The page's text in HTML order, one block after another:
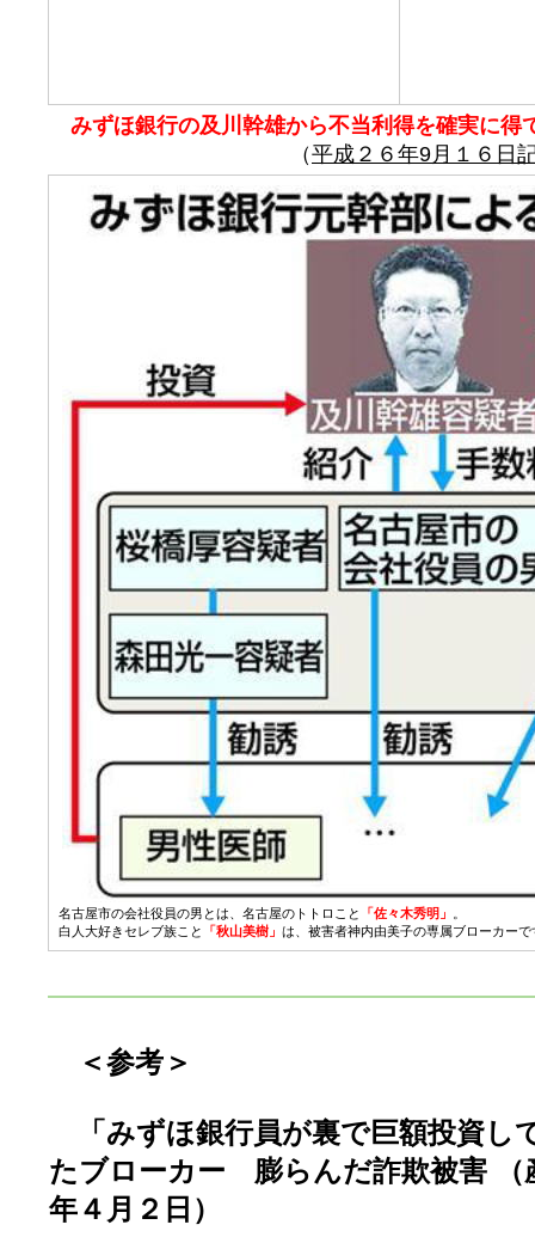
みずほ銀行の及川幹雄から不当利得を確実に得
（平成２６年9月１６日
名古屋市の会社役員の男とは、名古屋のトトロこと 「佐々木秀明」
。
白人大好きセレブ族こと
「秋山美樹」 は、被害者神内由美子の専属ブローカーで
＜参考＞
「みずほ銀行員が裏で巨額投資し
たブローカー 膨らんだ詐欺被害 （
年４月２日）